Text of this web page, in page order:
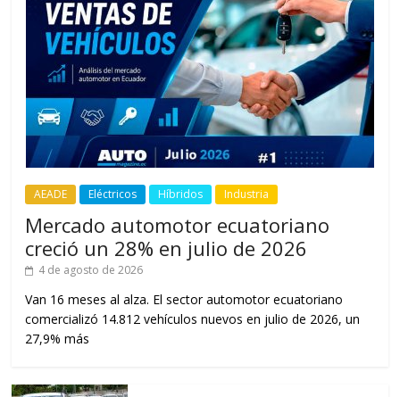
AEADE Eléctricos Híbridos Industria
Mercado automotor ecuatoriano
creció un 28% en julio de 2026
4 de agosto de 2026
Van 16 meses al alza. El sector automotor ecuatoriano
comercializó 14.812 vehículos nuevos en julio de 2026, un
27,9% más